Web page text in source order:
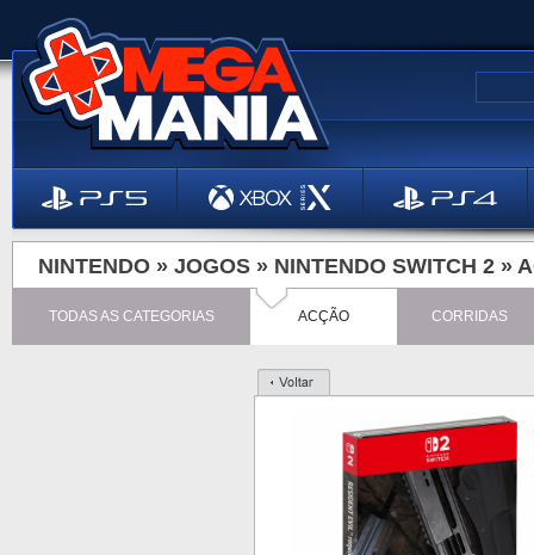
NINTENDO » JOGOS » NINTENDO SWITCH 2 »
TODAS AS CATEGORIAS ACÇÃO CORRIDAS